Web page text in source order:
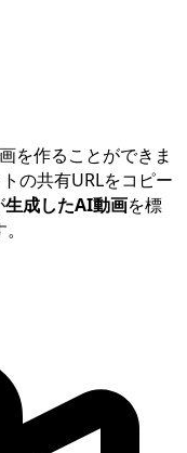
を作ることができま
の共有URLをコピー
生成したAI動画を標